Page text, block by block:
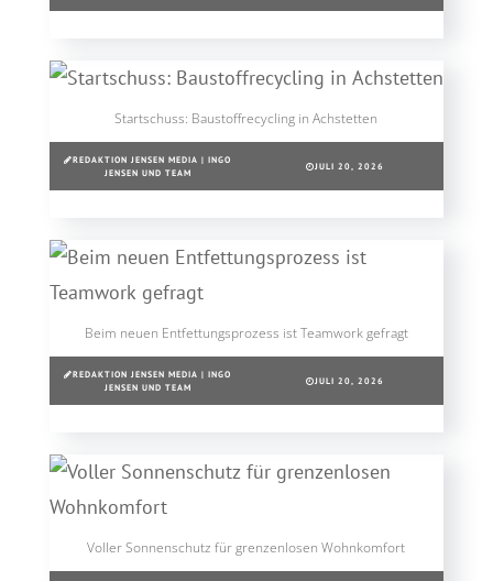
Startschuss: Baustoffrecycling in Achstetten
REDAKTION JENSEN MEDIA | INGO
JENSEN UND TEAM
JULI 20, 2026
Beim neuen Entfettungsprozess ist Teamwork gefragt
REDAKTION JENSEN MEDIA | INGO
JENSEN UND TEAM
JULI 20, 2026
Voller Sonnenschutz für grenzenlosen Wohnkomfort